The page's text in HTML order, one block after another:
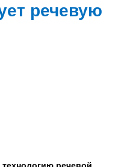
речевую